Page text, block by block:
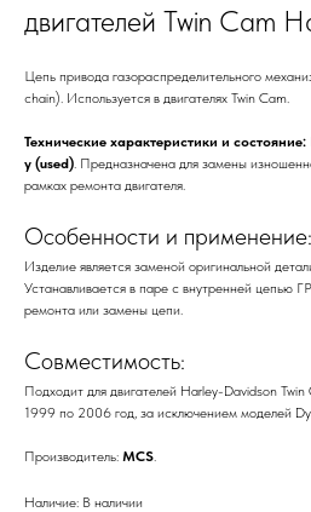
двигателей Twin Cam
Цепь привода газораспределительного
chain). Используется в двигателях Twin Cam.
Технические характеристики и состояние:
у (used). Предназначена для замены
рамках ремонта двигателя.
Особенности и применение:
Изделие является заменой оригинальной
Устанавливается в паре с внутренней цепью
ремонта или замены цепи.
Совместимость:
Подходит для двигателей Harley-Davidson
1999 по 2006 год, за исключением моделей
Производитель: MCS.
Наличие: В наличии